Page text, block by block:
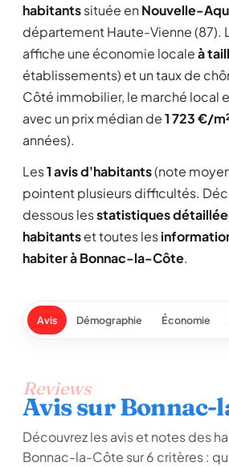
habitantssituée en Nouvelle-
département Haute-Vienne (87).
affiche une économie localeà
établissements) et un taux de
Côté immobilier, le marché local
avec un prix médian de1 723 €/
années).
Les1 avis d'habitants(note
pointent plusieurs difficultés.
dessous lesstatistiques
habitantset toutes les
habiter à Bonnac-la-Côte.
Avis Démographie Économie
Reviews
Avis sur Bonnac-
Découvrez les avis et notes des
Bonnac-la-Côte sur 6 critères :